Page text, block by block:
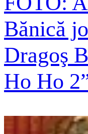
Bănică
Dragoş
Ho Ho